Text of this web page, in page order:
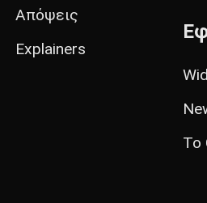
Απόψεις
Explainers
Το